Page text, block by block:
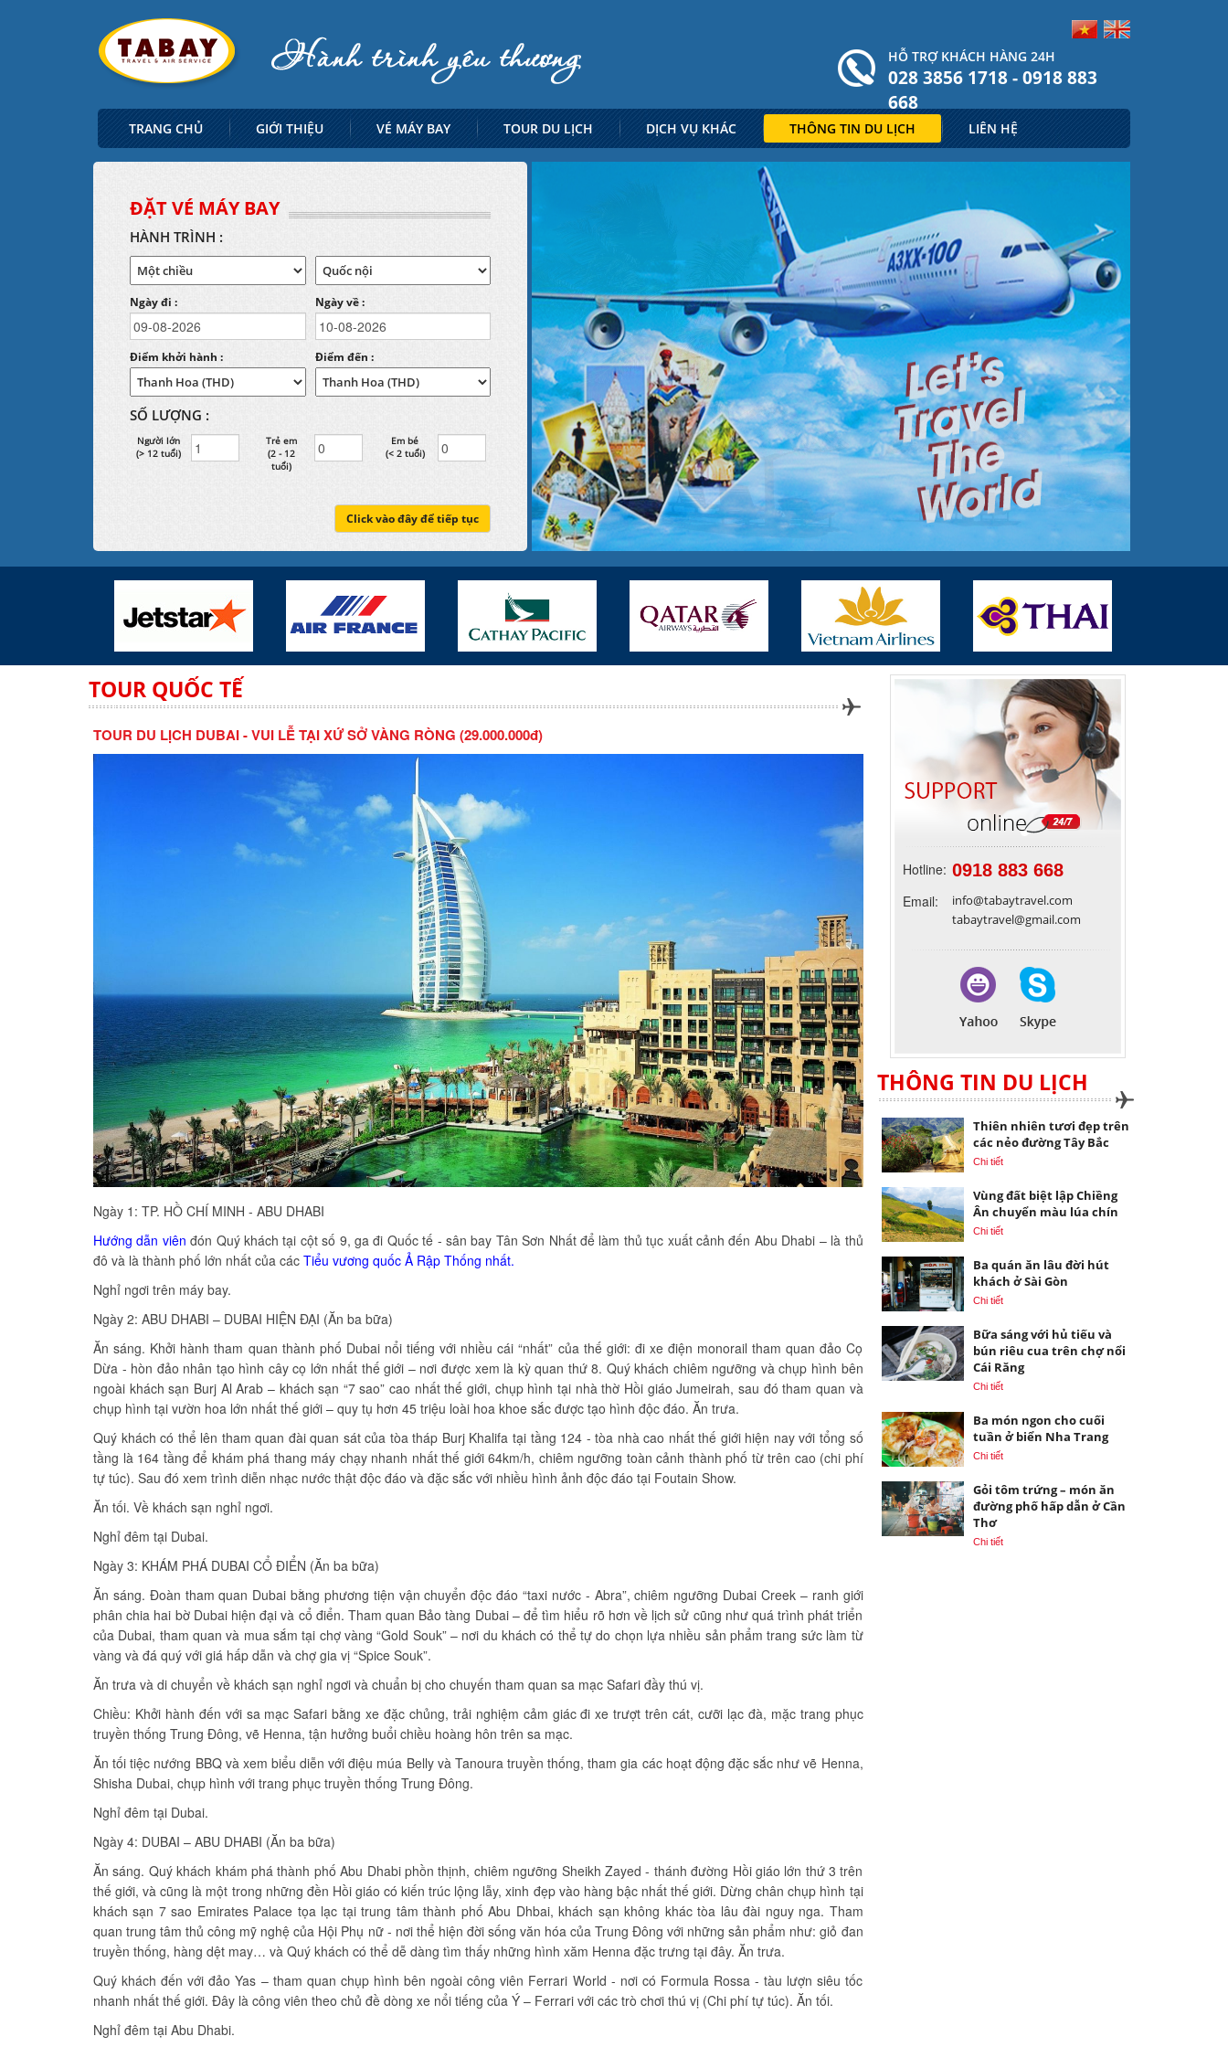
HỖ TRỢ KHÁCH HÀNG 24H
028 3856 1718 - 0918 883
668
TRANG CHỦ GIỚI THIỆU VÉ MÁY BAY TOUR DU LỊCH DỊCH VỤ KHÁC THÔNG TIN DU LỊCH LIÊN HỆ
ĐẶT VÉ MÁY BAY
HÀNH TRÌNH :
Ngày đi : Ngày về :
Điểm khởi hành : Điểm đến :
SỐ LƯỢNG :
Người lớn
(> 12 tuổi)
Trẻ em
(2 - 12
tuổi)
Em bé
(< 2 tuổi)
Click vào đây để tiếp tục
TOUR QUỐC TẾ
TOUR DU LỊCH DUBAI - VUI LỄ TẠI XỨ SỞ VÀNG RÒNG (29.000.000đ)
Ngày 1: TP. HỒ CHÍ MINH - ABU DHABI
Hướng dẫn viên đón Quý khách tại cột số 9, ga đi Quốc tế - sân bay Tân Sơn Nhất để làm thủ tục xuất cảnh đến Abu Dhabi – là thủ
đô và là thành phố lớn nhất của các Tiểu vương quốc Ả Rập Thống nhất.
Nghỉ ngơi trên máy bay.
Ngày 2: ABU DHABI – DUBAI HIỆN ĐẠI (Ăn ba bữa)
Ăn sáng. Khởi hành tham quan thành phố Dubai nổi tiếng với nhiều cái “nhất” của thế giới: đi xe điện monorail tham quan đảo Cọ
Dừa - hòn đảo nhân tạo hình cây cọ lớn nhất thế giới – nơi được xem là kỳ quan thứ 8. Quý khách chiêm ngưỡng và chụp hình bên
ngoài khách sạn Burj Al Arab – khách sạn “7 sao” cao nhất thế giới, chụp hình tại nhà thờ Hồi giáo Jumeirah, sau đó tham quan và
chụp hình tại vườn hoa lớn nhất thế giới – quy tụ hơn 45 triệu loài hoa khoe sắc được tạo hình độc đáo. Ăn trưa.
Quý khách có thể lên tham quan đài quan sát của tòa tháp Burj Khalifa tại tầng 124 - tòa nhà cao nhất thế giới hiện nay với tổng số
tầng là 164 tầng để khám phá thang máy chạy nhanh nhất thế giới 64km/h, chiêm ngưỡng toàn cảnh thành phố từ trên cao (chi phí
tự túc). Sau đó xem trình diễn nhạc nước thật độc đáo và đặc sắc với nhiều hình ảnh độc đáo tại Foutain Show.
Ăn tối. Về khách sạn nghỉ ngơi.
Nghỉ đêm tại Dubai.
Ngày 3: KHÁM PHÁ DUBAI CỔ ĐIỂN (Ăn ba bữa)
Ăn sáng. Đoàn tham quan Dubai bằng phương tiện vận chuyển độc đáo “taxi nước - Abra”, chiêm ngưỡng Dubai Creek – ranh giới
phân chia hai bờ Dubai hiện đại và cổ điển. Tham quan Bảo tàng Dubai – để tìm hiểu rõ hơn về lịch sử cũng như quá trình phát triển
của Dubai, tham quan và mua sắm tại chợ vàng “Gold Souk” – nơi du khách có thể tự do chọn lựa nhiều sản phẩm trang sức làm từ
vàng và đá quý với giá hấp dẫn và chợ gia vị “Spice Souk”.
Ăn trưa và di chuyển về khách sạn nghỉ ngơi và chuẩn bị cho chuyến tham quan sa mạc Safari đầy thú vị.
Chiều: Khởi hành đến với sa mạc Safari bằng xe đặc chủng, trải nghiệm cảm giác đi xe trượt trên cát, cưỡi lạc đà, mặc trang phục
truyền thống Trung Đông, vẽ Henna, tận hưởng buổi chiều hoàng hôn trên sa mạc.
Ăn tối tiệc nướng BBQ và xem biểu diễn với điệu múa Belly và Tanoura truyền thống, tham gia các hoạt động đặc sắc như vẽ Henna,
Shisha Dubai, chụp hình với trang phục truyền thống Trung Đông.
Nghỉ đêm tại Dubai.
Ngày 4: DUBAI – ABU DHABI (Ăn ba bữa)
Ăn sáng. Quý khách khám phá thành phố Abu Dhabi phồn thịnh, chiêm ngưỡng Sheikh Zayed - thánh đường Hồi giáo lớn thứ 3 trên
thế giới, và cũng là một trong những đền Hồi giáo có kiến trúc lộng lẫy, xinh đẹp vào hàng bậc nhất thế giới. Dừng chân chụp hình tại
khách sạn 7 sao Emirates Palace tọa lạc tại trung tâm thành phố Abu Dhbai, khách sạn không khác tòa lâu đài nguy nga. Tham
quan trung tâm thủ công mỹ nghệ của Hội Phụ nữ - nơi thể hiện đời sống văn hóa của Trung Đông với những sản phẩm như: giỏ đan
truyền thống, hàng dệt may… và Quý khách có thể dễ dàng tìm thấy những hình xăm Henna đặc trưng tại đây. Ăn trưa.
Quý khách đến với đảo Yas – tham quan chụp hình bên ngoài công viên Ferrari World - nơi có Formula Rossa - tàu lượn siêu tốc
nhanh nhất thế giới. Đây là công viên theo chủ đề dòng xe nổi tiếng của Ý – Ferrari với các trò chơi thú vị (Chi phí tự túc). Ăn tối.
Nghỉ đêm tại Abu Dhabi.
Hotline: 0918 883 668
Email:
info@tabaytravel.com
tabaytravel@gmail.com
THÔNG TIN DU LỊCH
Thiên nhiên tươi đẹp trên
các nẻo đường Tây Bắc
Chi tiết
Vùng đất biệt lập Chiềng
Ân chuyển màu lúa chín
Chi tiết
Ba quán ăn lâu đời hút
khách ở Sài Gòn
Chi tiết
Bữa sáng với hủ tiếu và
bún riêu cua trên chợ nổi
Cái Răng
Chi tiết
Ba món ngon cho cuối
tuần ở biển Nha Trang
Chi tiết
Gỏi tôm trứng – món ăn
đường phố hấp dẫn ở Cần
Thơ
Chi tiết